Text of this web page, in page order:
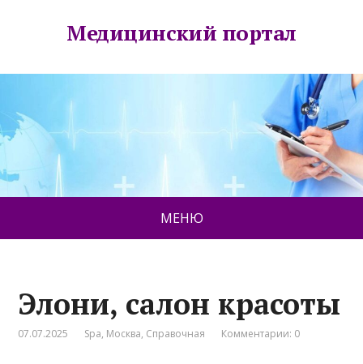
Медицинский портал
МЕНЮ
Элони, салон красоты
07.07.2025 Spa, Москва, Справочная Комментарии: 0